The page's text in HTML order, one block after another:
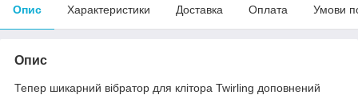
Опис Характеристики Доставка Оплата Умови
Опис
Тепер шикарний вібратор для клітора Twirling доповнений